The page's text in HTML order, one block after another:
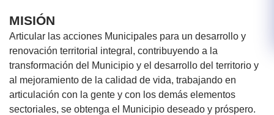
MISIÓN
Articular las acciones Municipales para un desarrollo y
renovación territorial integral, contribuyendo a la
transformación del Municipio y el desarrollo del territorio y
al mejoramiento de la calidad de vida, trabajando en
articulación con la gente y con los demás elementos
sectoriales, se obtenga el Municipio deseado y próspero.